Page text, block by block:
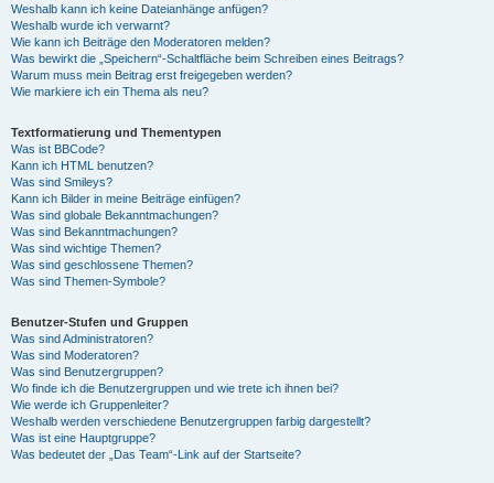
Weshalb kann ich keine Dateianhänge anfügen?
Weshalb wurde ich verwarnt?
Wie kann ich Beiträge den Moderatoren melden?
Was bewirkt die „Speichern“-Schaltfläche beim Schreiben eines Beitrags?
Warum muss mein Beitrag erst freigegeben werden?
Wie markiere ich ein Thema als neu?
Textformatierung und Thementypen
Was ist BBCode?
Kann ich HTML benutzen?
Was sind Smileys?
Kann ich Bilder in meine Beiträge einfügen?
Was sind globale Bekanntmachungen?
Was sind Bekanntmachungen?
Was sind wichtige Themen?
Was sind geschlossene Themen?
Was sind Themen-Symbole?
Benutzer-Stufen und Gruppen
Was sind Administratoren?
Was sind Moderatoren?
Was sind Benutzergruppen?
Wo finde ich die Benutzergruppen und wie trete ich ihnen bei?
Wie werde ich Gruppenleiter?
Weshalb werden verschiedene Benutzergruppen farbig dargestellt?
Was ist eine Hauptgruppe?
Was bedeutet der „Das Team“-Link auf der Startseite?